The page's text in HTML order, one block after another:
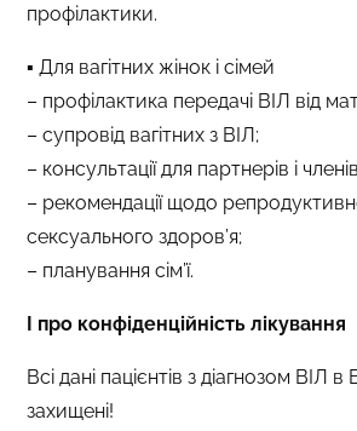
профілактики.
▪️ Для вагітних жінок і сімей
– профілактика передачі ВІЛ від
– супровід вагітних з ВІЛ;
– консультації для партнерів і членів
– рекомендації щодо
сексуального здоров’я;
– планування сім’ї.
І про конфіденційність лікування
Всі дані пацієнтів з діагнозом ВІЛ
захищені!